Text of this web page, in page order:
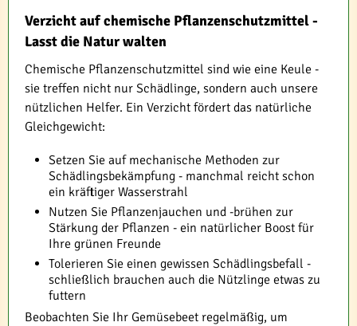
Verzicht auf chemische Pflanzenschutzmittel -
Lasst die Natur walten
Chemische Pflanzenschutzmittel sind wie eine Keule -
sie treffen nicht nur Schädlinge, sondern auch unsere
nützlichen Helfer. Ein Verzicht fördert das natürliche
Gleichgewicht:
Setzen Sie auf mechanische Methoden zur
Schädlingsbekämpfung - manchmal reicht schon
ein kräftiger Wasserstrahl
Nutzen Sie Pflanzenjauchen und -brühen zur
Stärkung der Pflanzen - ein natürlicher Boost für
Ihre grünen Freunde
Tolerieren Sie einen gewissen Schädlingsbefall -
schließlich brauchen auch die Nützlinge etwas zu
futtern
Beobachten Sie Ihr Gemüsebeet regelmäßig, um